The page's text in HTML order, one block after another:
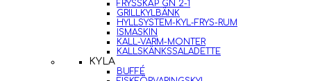
FRYSSKÅP GN 2-1
GRILLKYLBÄNK
HYLLSYSTEM-KYL-FRYS-RUM
ISMASKIN
KALL-VARM-MONTER
KALLSKÄNKSSALADETTE
KYLA
BUFFÉ